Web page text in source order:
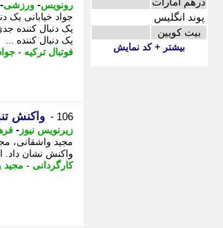
پوند انگلیس
بیت کویین
بیشتر + کد نمایش
رونویس- ورزشی-
جواد خیابانی یک
یک دنبال کننده
یک دنبال کننده ...
فوتبال ترکیه -
106 - واکنش تند
زیرنویس نیوز -
واکنش نشان داد.
کارگردانی - مجید